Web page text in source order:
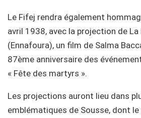
Le Fifej rendra également
avril 1938, avec la projection de La
(Ennafoura), un film de Salma
87ème anniversaire des
« Fête des martyrs ».
Les projections auront lieu dans
emblématiques de Sousse, dont